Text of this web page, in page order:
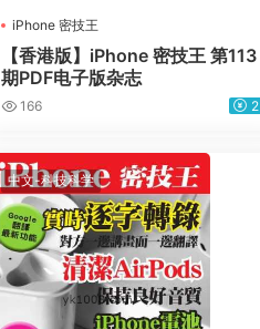
iPhone 密技王
【香港版】iPhone 密技王 第113
期PDF电子版杂志
166 2
中文-科技科学